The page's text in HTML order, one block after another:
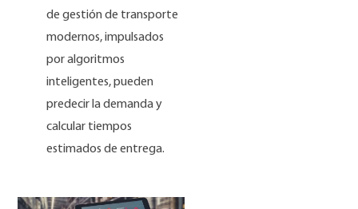
de gestión de transporte
modernos, impulsados
por algoritmos
inteligentes, pueden
predecir la demanda y
calcular tiempos
estimados de entrega.